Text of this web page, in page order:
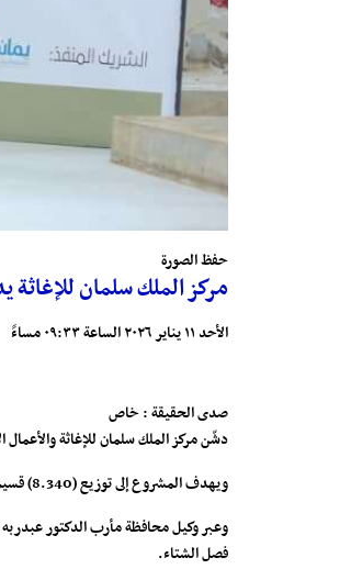
حفظ الصورة
مركز الملك سلمان للإغاثة يدشّن
الأحد ١١ يناير ٢٠٢٦ الساعة ٠٩:٣٣ مساءً
صدى الحقيقة : خاص
دشّن مركز الملك سلمان للإغاثة والأعمال
ويهدف المشروع إلى توزيع (8.340) قسيمة شرائية تُمكّن المستفيدين من شراء الكسوة الشتوية؛ بهدف التخفيف على الأسر الأشد احتياجًا من النازحين والمجتمع المضيف من آثار موجة البرد القارس التي تشهدها المحافظة.
وعبر وكيل محافظة مأرب الدكتور
فصل الشتاء.